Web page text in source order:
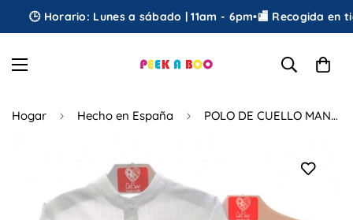
🕒 Horario: Lunes a sábado | 11am - 6pm•🏬 Recogida en
Hogar Hecho en España POLO DE CUELLO MANDARÍN A RAYAS Y PANTALÓN BREVE